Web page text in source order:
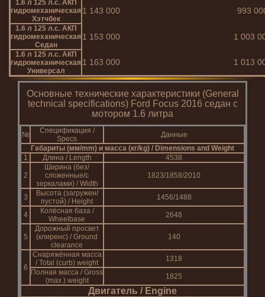
1.6 л 125 л.с. АКП
гидромеханическая
Хэтчбек
1 143 000 993
1.6 л 125 л.с. АКП
гидромеханическая
Седан
1 153 000 1 003
1.6 л 125 л.с. АКП
гидромеханическая
Универсал
1 163 000 1 013
Основные технические характеристики (General
technical specifications) Ford Focus 2016 седан с
мотором 1.6 литра
№
Спецификация /
Specs
Данные
Габариты (мм/mm) и масса (кг/kg) / Dimensions and Weight
1
Длина / Length 4538
2
Ширина (без/
сложенные/с
зеркалами) / Width
1823/1858/2010
3
Высота (загружен/
пустой) / Height
1456/1488
4
Колёсная база /
Wheelbase
2648
5
Дорожный просвет
(клиренс) / Ground
clearance
140
6
Снаряжённая масса
/ Total (curb) weight
1318
Полная масса / Gross
(max.) weight
1825
Двигатель / Engine